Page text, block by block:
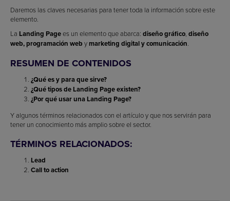
Daremos las claves necesarias para tener toda la información sobre este
elemento.
La Landing Pagees un elemento que abarca: diseño gráfico diseño
web, programación web y marketing digital y comunicación
RESUMEN DE CONTENIDOS
¿Qué es y para que sirve?
¿Qué tipos de Landing Page existen?
¿Por qué usar una Landing Page?
Y algunos términos relacionados con el artículo y que nos servirán para
tener un conocimiento más amplio sobre el sector.
TÉRMINOS RELACIONADOS:
Lead
Call to action